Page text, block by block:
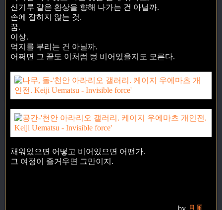
신기루 같은 환상을 향해 나가는 건 아닐까.
손에 잡히지 않는 것.
꿈.
이상.
억지를 부리는 건 아닐까.
어쩌면 그 끝도 이처럼 텅 비어있을지도 모른다.
채워있으면 어떻고 비어있으면 어떤가.
그 여정이 즐거우면 그만이지.